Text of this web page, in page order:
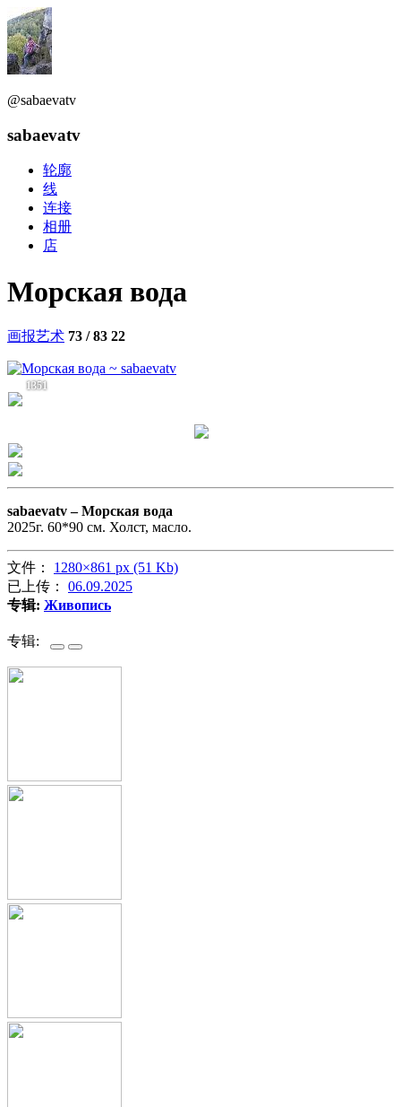
@sabaevatv
sabaevatv
轮廓
线
连接
相册
店
Морская вода
画报艺术 73 / 83 22
1351
sabaevatv –Морская вода
2025г. 60*90 см. Холст, масло.
文件： 1280×861 px (51 Kb)
已上传： 06.09.2025
专辑: Живопись
专辑: